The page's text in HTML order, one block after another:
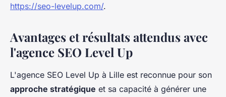
https://seo-levelup.com/.
Avantages et résultats attendus avec
l'agence SEO Level Up
L'agence SEO Level Up à Lille est reconnue pour son
approche stratégique et sa capacité à générer une